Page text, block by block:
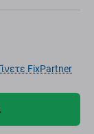
FixPartner